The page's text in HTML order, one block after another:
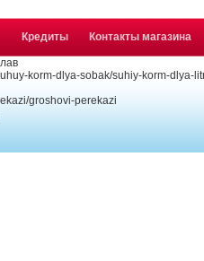
Кредиты Контакты магазина
korm-dlya-sobak/suhiy-korm-dlya-
groshovi-perekazi